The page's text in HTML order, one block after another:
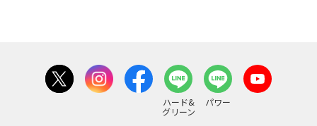
ハード&
グリーン
パワー